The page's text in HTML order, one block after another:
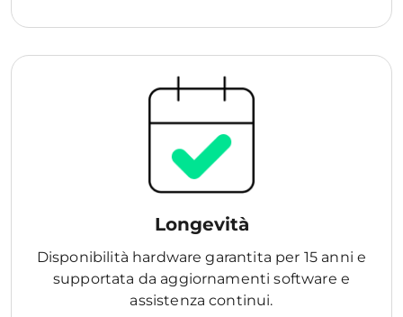
Longevità
Disponibilità hardware garantita per 15 anni e
supportata da aggiornamenti software e
assistenza continui.